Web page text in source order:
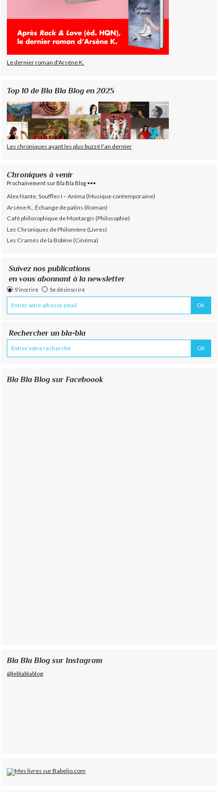
Le dernier roman d'Arsène K.
Top 10 de Bla Bla Blog en 2025
Les chroniques ayant les plus buzzé l'an dernier
Chroniques à venir
Prochainement sur Bla Bla Blog •••
Alex Nante, Souffles I – Anima (Musique contemporaine)
Arsène K., Échange de patins (Roman)
Café philosophique de Montargis (Philosophie)
Les Chroniques de Philomène (Livres)
Les Cramés de la Bobine (Cinéma)
Suivez nos publications
en vous abonnant à la newsletter
S'inscrire Se désinscrire
Rechercher un bla-bla
Bla Bla Blog sur Faceboook
Bla Bla Blog sur Instagram
@leblablablog